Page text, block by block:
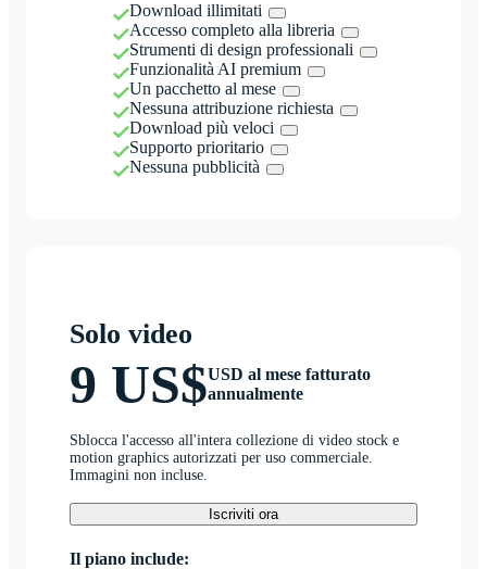
Download illimitati
Accesso completo alla libreria
Strumenti di design professionali
Funzionalità AI premium
Un pacchetto al mese
Nessuna attribuzione richiesta
Download più veloci
Supporto prioritario
Nessuna pubblicità
Solo video
9 US$USD al mese fatturato
annualmente
Sblocca l'accesso all'intera collezione di video stock e
motion graphics autorizzati per uso commerciale.
Immagini non incluse.
Iscriviti ora
Il piano include: